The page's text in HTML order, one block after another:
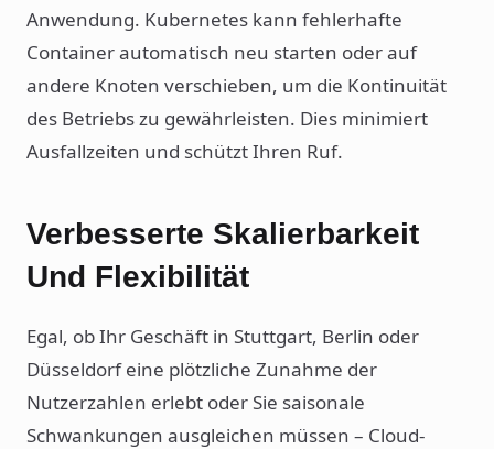
Anwendung. Kubernetes kann fehlerhafte
Container automatisch neu starten oder auf
andere Knoten verschieben, um die Kontinuität
des Betriebs zu gewährleisten. Dies minimiert
Ausfallzeiten und schützt Ihren Ruf.
Verbesserte Skalierbarkeit
Und Flexibilität
Egal, ob Ihr Geschäft in Stuttgart, Berlin oder
Düsseldorf eine plötzliche Zunahme der
Nutzerzahlen erlebt oder Sie saisonale
Schwankungen ausgleichen müssen – Cloud-